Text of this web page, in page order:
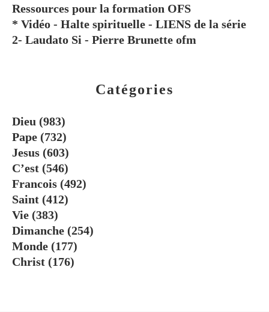
Catégories
Dieu (983)
Pape (732)
Jesus (603)
C’est (546)
Francois (492)
Saint (412)
Vie (383)
Dimanche (254)
Monde (177)
Christ (176)
Ressources pour la formation OFS
* Vidéo - Halte spirituelle - LIENS de la série
2- Laudato Si - Pierre Brunette ofm